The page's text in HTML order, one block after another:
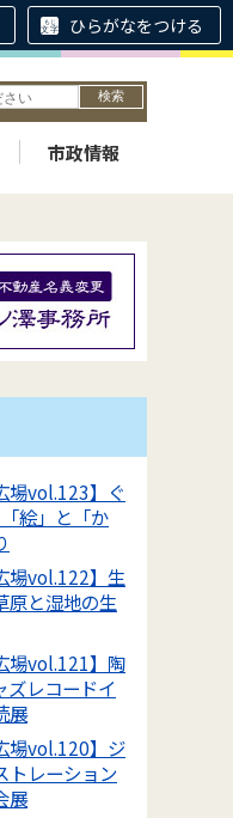
ひらがなをつける
市政情報
vol.123】ぐ
絵」と「か
vol.122】生
と湿地の生
vol.121】陶
ズレコードイ
展
vol.120】ジ
トレーション
展